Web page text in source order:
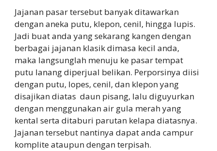
Jajanan pasar tersebut banyak ditawarkan
dengan aneka putu, klepon, cenil, hingga lupis.
Jadi buat anda yang sekarang kangen dengan
berbagai jajanan klasik dimasa kecil anda,
maka langsunglah menuju ke pasar tempat
putu lanang diperjual belikan. Perporsinya diisi
dengan putu, lopes, cenil, dan klepon yang
disajikan diatas daun pisang, lalu diguyurkan
dengan menggunakan air gula merah yang
kental serta ditaburi parutan kelapa diatasnya.
Jajanan tersebut nantinya dapat anda campur
komplite ataupun dengan terpisah.